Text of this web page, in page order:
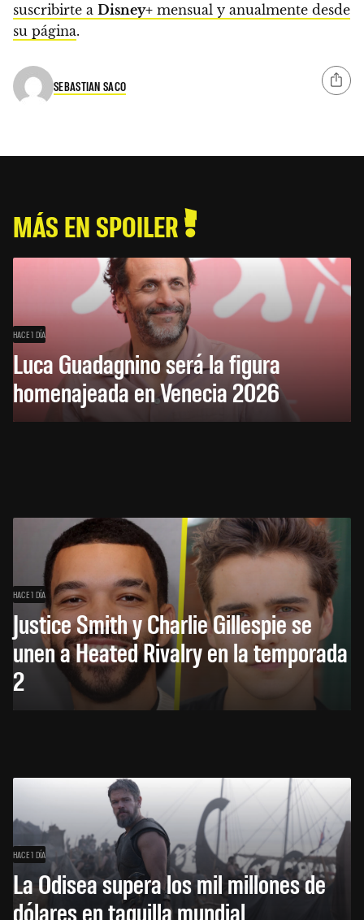
suscribirte a Disney+ mensual y anualmente desde
su página.
SEBASTIAN SACO
MÁS EN SPOILER
HACE 1 DÍA
Luca Guadagnino será la figura
homenajeada en Venecia 2026
HACE 1 DÍA
Justice Smith y Charlie Gillespie se
unen a Heated Rivalry en la temporada
2
HACE 1 DÍA
La Odisea supera los mil millones de
dólares en taquilla mundial